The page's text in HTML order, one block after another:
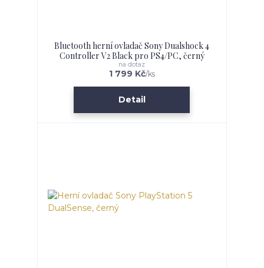
Bluetooth herní ovladač Sony Dualshock 4
Controller V2 Black pro PS4/PC, černý
1 799 Kč/ks
na dotaz
Detail